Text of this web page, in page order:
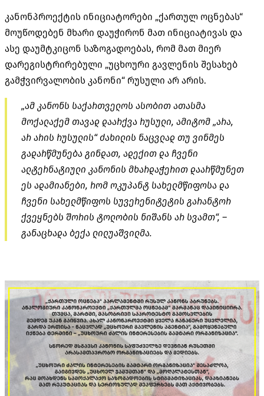
კანონპროექტის ინიციატორები „ქართულ ოცნებას“
მოუწოდებენ მხარი დაუჭირონ მათ ინიციატივას და
ასე დაუმტკიცონ საზოგადოებას, რომ მათ მიერ
დარეგისტრირებული „უცხოური გავლენის შესახებ
გამჭვირვალობის კანონი“ რუსული არ არის.
„ამ კანონს საქართველოს ასობით ათასმა
მოქალაქემ თავად დაარქვა რუსული, ამიტომ „არა,
არ არის რუსულის“ ძახილის ნაცვლად თუ ვინმეს
გადარწმუნება გინდათ, ადექით და ჩვენი
ალტერნატიული კანონის მხარდაჭერით დაარწმუნეთ
ეს ადამიანები, რომ ოკუპანტ სახელმწიფოსა და
ჩვენი სახელმწიფოს სუვერენიტეტის გარანტორ
ქვეყნებს შორის ტოლობის ნიშანს არ სვამთ“, –
განაცხადა ბექა ლილუაშვილმა.